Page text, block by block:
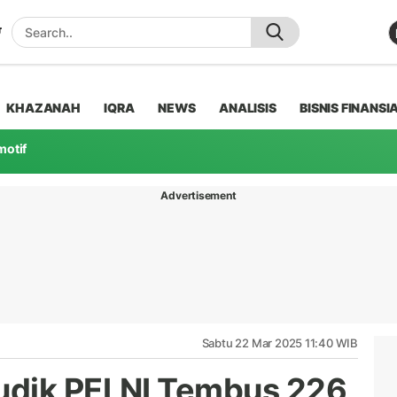
KHAZANAH IQRA NEWS ANALISIS BISNIS
Advertisement
Sabtu 22 Mar 2025 11:40 WIB